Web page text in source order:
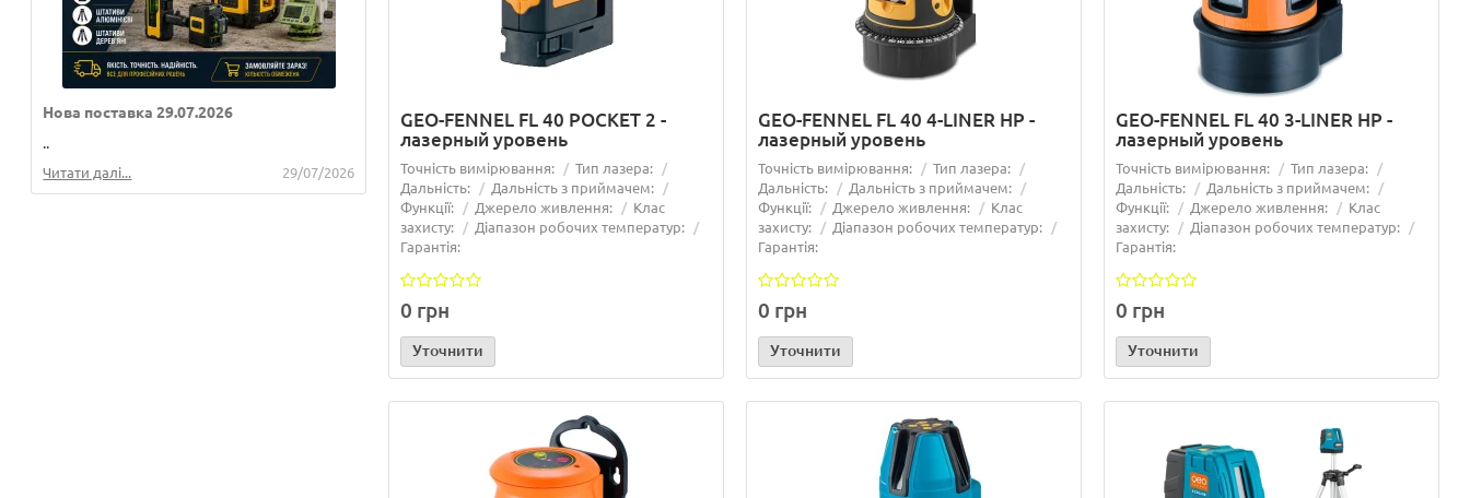
Нова поставка 29.07.2026
..
Читати далі... 29/07/2026
Нова поставка 15.07.2026
..
Читати далі... 15/07/2026
Лазерна рулетка у подарунок при
покупці ротаційного лазерного нівеліра
..
Читати далі... 10/04/2026
Ротаційний лазерний нівелір: як обрати
найкращий для ваших завдань
..
Читати далі... 17/03/2026
GEO-FENNEL FL 40 POCKET 2 -
лазерный уровень
Точність вимірювання:
Тип лазера:
Дальність:
Дальність з приймачем:
Функції:
Джерело живлення:
Клас
захисту:
Діапазон робочих температур:
Гарантія:
0 грн
Уточнити
GEO-FENNEL FL 40 4-LINER HP -
лазерный уровень
Точність вимірювання:
Тип лазера:
Дальність:
Дальність з приймачем:
Функції:
Джерело живлення:
Клас
захисту:
Діапазон робочих температур:
Гарантія:
0 грн
Уточнити
GEO-FENNEL FL 40 3-LINER HP -
лазерный уровень
Точність вимірювання:
Тип лазера:
Дальність:
Дальність з приймачем:
Функції:
Джерело живлення:
Клас
захисту:
Діапазон робочих температур:
Гарантія:
0 грн
Уточнити